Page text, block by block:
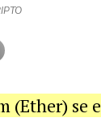
(Ether) se